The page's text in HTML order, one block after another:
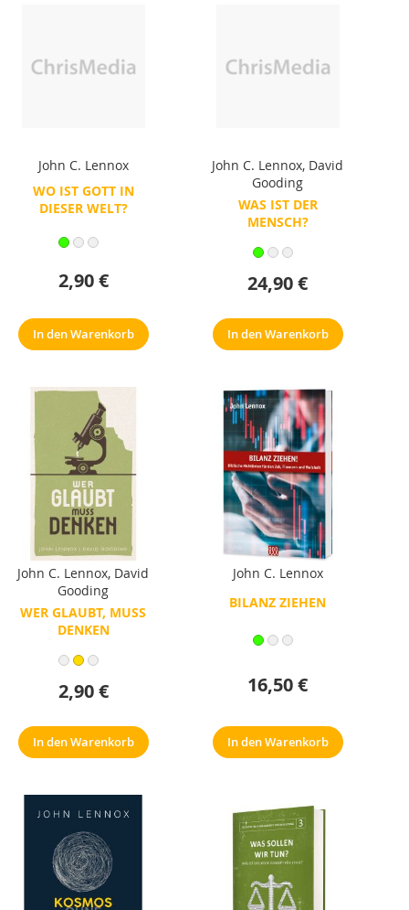
John C. Lennox
WO IST GOTT IN
DIESER WELT?
2,90 €
In den Warenkorb
John C. Lennox, David
Gooding
WAS IST DER
MENSCH?
24,90 €
In den Warenkorb
John C. Lennox, David
Gooding
WER GLAUBT, MUSS
DENKEN
2,90 €
In den Warenkorb
John C. Lennox
BILANZ ZIEHEN
16,50 €
In den Warenkorb